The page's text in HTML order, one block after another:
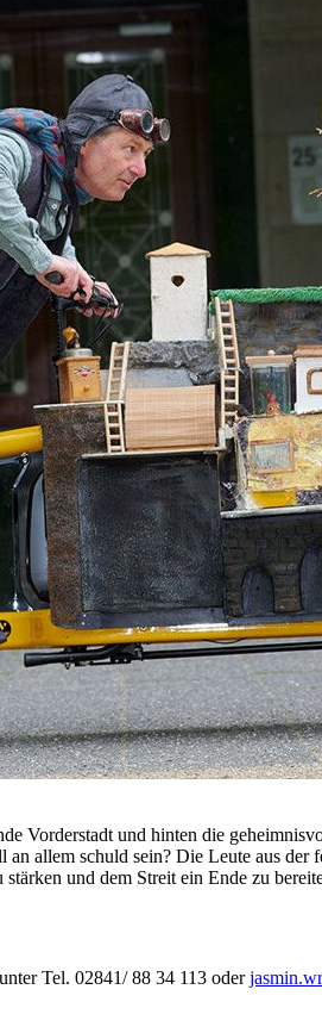
Vorderstadt und hinten die
allem schuld sein? Die Leute aus
und dem Streit ein Ende zu
Tel. 02841/ 88 34 113 oder
mit der Folkwang Universität der
Lukas Schneider, Hannes Kapsch, Nasti,
Buchfink
von Torben Kuhlmann,
Heinmann und Kai Fischer
und Ehrenmord
Von Jens Raschke -